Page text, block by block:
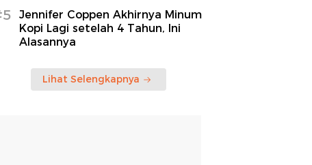
Jennifer Coppen Akhirnya Minum
Kopi Lagi setelah 4 Tahun, Ini
Alasannya
Lihat Selengkapnya